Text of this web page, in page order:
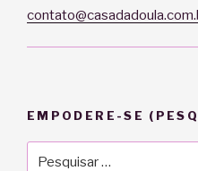
EMPODERE-SE